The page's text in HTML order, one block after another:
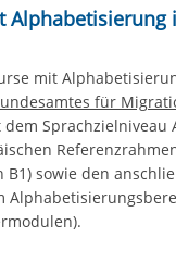
Alphabetisierung
mit
für
Sprachzielniveau
sowie den